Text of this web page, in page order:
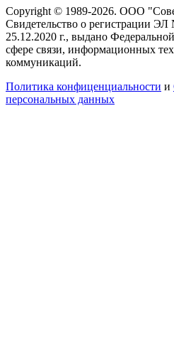
Copyright © 1989-2026. ООО
Свидетельство о регистрации
25.12.2020 г., выдано
сфере связи, информационных
коммуникаций.
Политика конфиценциальности и
персональных данных